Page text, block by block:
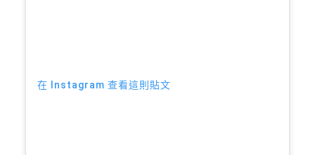
在 Instagram 查看這則貼文